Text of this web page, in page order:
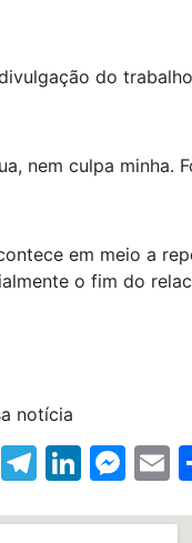
do
nem culpa minha.
em meio a
o fim do
notícia
WhatsApp